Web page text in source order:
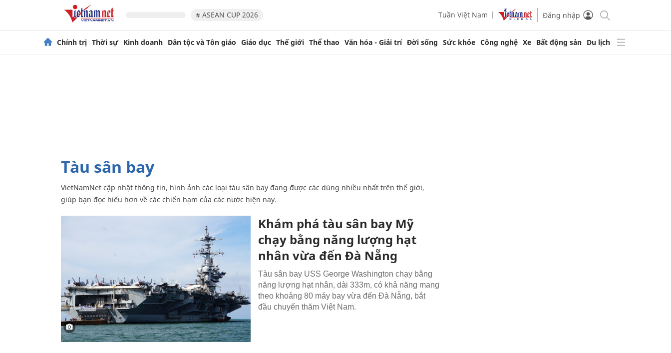
# ASEAN CUP 2026 Tuần Việt Nam Đăng nhập
Chính trị Thời sự Kinh doanh Dân tộc và Tôn giáo Giáo dục Thế giới Thể thao Văn hóa - Giải trí Đời sống Sức khỏe Công nghệ Xe Bất động sản Du lịch
tàu sân bay
VietNamNet cập nhật thông tin, hình ảnh các loại tàu sân bay đang được các dùng nhiều nhất trên thế giới,
giúp bạn đọc hiểu hơn về các chiến hạm của các nước hiện nay.
Khám phá tàu sân bay Mỹ
chạy bằng năng lượng hạt
nhân vừa đến Đà Nẵng
Tàu sân bay USS George Washington chạy bằng
năng lượng hạt nhân, dài 333m, có khả năng mang
theo khoảng 80 máy bay vừa đến Đà Nẵng, bắt
đầu chuyến thăm Việt Nam.